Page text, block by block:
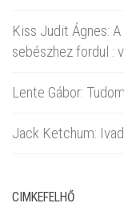
Kiss Judit Ágnes:
sebészhez fordul :
Lente Gábor:
Jack Ketchum:
CIMKEFELHŐ